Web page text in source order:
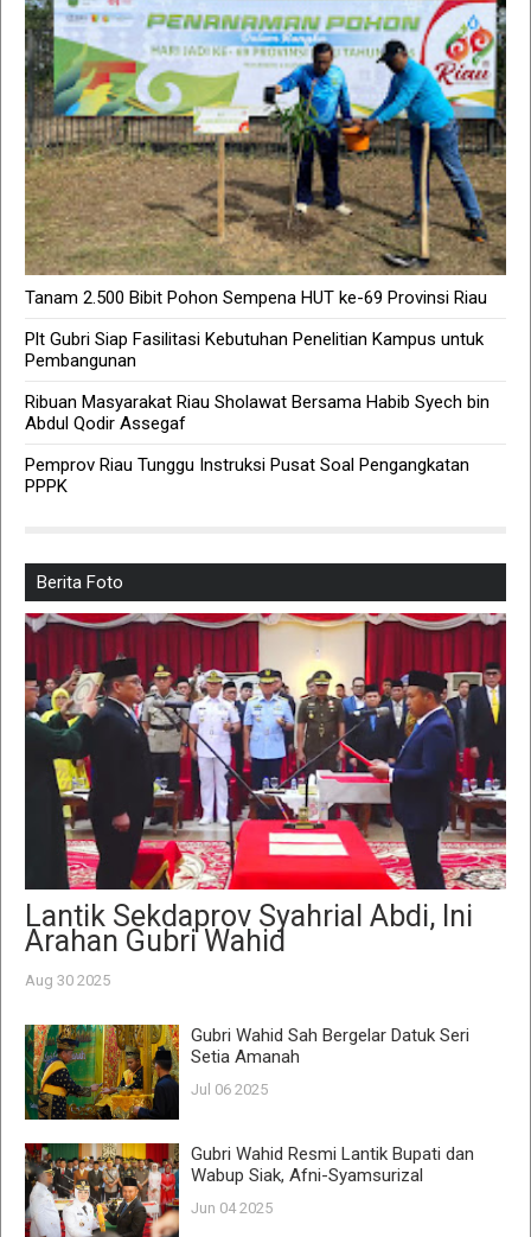
Tanam 2.500 Bibit Pohon Sempena HUT ke-69 Provinsi Riau
Plt Gubri Siap Fasilitasi Kebutuhan Penelitian Kampus untuk
Pembangunan
Ribuan Masyarakat Riau Sholawat Bersama Habib Syech bin
Abdul Qodir Assegaf
Pemprov Riau Tunggu Instruksi Pusat Soal Pengangkatan
PPPK
Berita Foto
Lantik Sekdaprov Syahrial Abdi, Ini
Arahan Gubri Wahid
Aug 30 2025
Gubri Wahid Sah Bergelar Datuk Seri
Setia Amanah
Jul 06 2025
Gubri Wahid Resmi Lantik Bupati dan
Wabup Siak, Afni-Syamsurizal
Jun 04 2025